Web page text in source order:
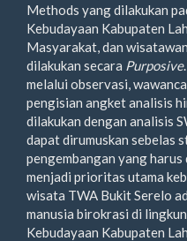
Methods yang dilakukan
Kebudayaan Kabupaten
Masyarakat, dan
dilakukan secara Purposive
melalui observasi,
pengisian angket analisis
dilakukan dengan analisis
dapat dirumuskan sebelas
pengembangan yang
menjadi prioritas utama
wisata TWA Bukit Serelo
manusia birokrasi di
Kebudayaan Kabupaten